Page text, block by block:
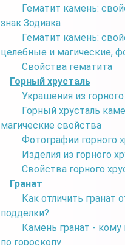
Гематит камень:
знак Зодиака
Гематит камень:
целебные и магические,
Свойства гематита
Горный хрусталь
Украшения из горного
Горный хрусталь
магические свойства
Фотографии горного
Изделия из горного
Свойства горного
Гранат
Как отличить гранат
подделки?
Камень гранат - кому
по гороскопу